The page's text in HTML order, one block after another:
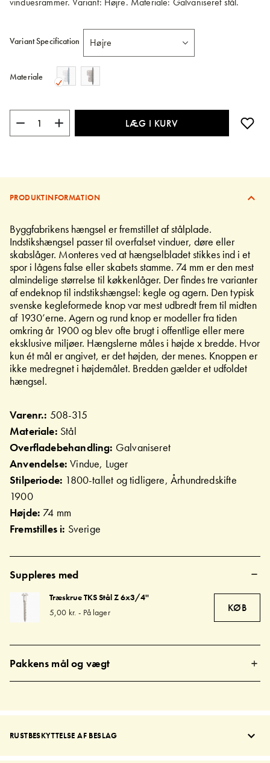
Variant Specification
Materiale
LÆG I KURV
PRODUKTINFORMATION
Byggfabrikens hængsel er fremstillet af stålplade.
Indstikshængsel passer til overfalset vinduer, døre eller
skabslåger. Monteres ved at hængselbladet stikkes ind i et
spor i lågens false eller skabets stamme. 74 mm er den mest
almindelige størrelse til køkkenlåger. Der findes tre varianter
af endeknop til indstikshængsel: kegle og agern. Den typisk
svenske kegleformede knop var mest udbredt frem til midten
af 1930’erne. Agern og rund knop er modeller fra tiden
omkring år 1900 og blev ofte brugt i offentlige eller mere
eksklusive miljøer. Hængslerne måles i højde x bredde. Hvor
kun ét mål er angivet, er det højden, der menes. Knoppen er
ikke medregnet i højdemålet. Bredden gælder et udfoldet
hængsel.
Varenr.: 508-315
Materiale: Stål
Overfladebehandling: Galvaniseret
Anvendelse:Vindue, Luger
Stilperiode: 1800-tallet og tidligere, Århundredskifte
1900
Højde: 74 mm
Fremstilles i: Sverige
Suppleres med
Træskrue TKS Stål Z 6x3/4''
5,00 kr. - På lager KØB
Pakkens mål og vægt
RUSTBESKYTTELSE AF BESLAG